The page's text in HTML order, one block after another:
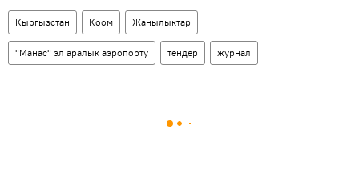
Кыргызстан Коом Жаңылыктар
"Манас" эл аралык аэропорту тендер журнал